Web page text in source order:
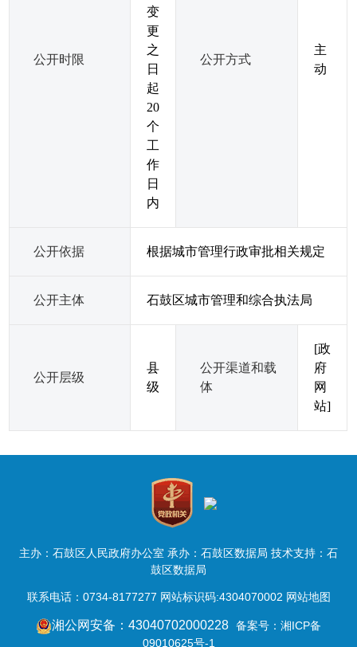
公开时限
变
更
之
日
起
20
个
工
作
日
内
公开方式
主
动
公开依据 根据城市管理行政审批相关规定
公开主体 石鼓区城市管理和综合执法局
公开层级
县
级
公开渠道和载
体
[政
府
网
站]
主办：石鼓区人民政府办公室 承办：石鼓区数据局 技术支持：石
鼓区数据局
联系电话：0734-8177277 网站标识码:4304070002 网站地图
湘公网安备：43040702000228 备案号：湘ICP备
09010625号-1